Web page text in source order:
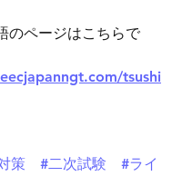
のページはこちらで
tsushi
策 #二次試験
#ライ